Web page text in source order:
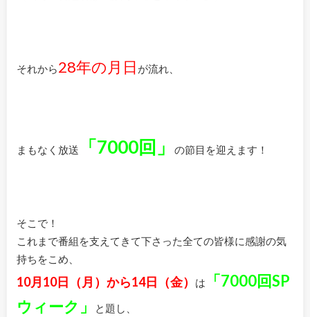
それから28年の月日 が流れ、
まもなく放送 「7000回」 の節目を迎えます！
そこで！
これまで番組を支えてきて下さった全ての皆様に感謝の気
持ちをこめ、
10月10日（月）から14日（金） は
「7000回SP
ウィーク」
と題し、